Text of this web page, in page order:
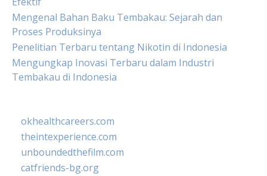
Mengenal Bahan Baku Tembakau: Sejarah dan
Proses Produksinya
Penelitian Terbaru tentang Nikotin di Indonesia
Mengungkap Inovasi Terbaru dalam Industri
Tembakau di Indonesia
okhealthcareers.com
theintexperience.com
unboundedthefilm.com
catfriends-bg.org